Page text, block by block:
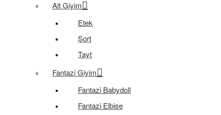
Alt Giyim
Etek
Şort
Tayt
Fantazi Giyim
Fantazi Babydoll
Fantazi Elbise